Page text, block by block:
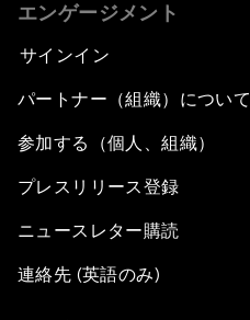
エンゲージメント
サインイン
パートナー（組織）について
参加する（個人、組織）
プレスリリース登録
ニュースレター購読
連絡先 (英語のみ)